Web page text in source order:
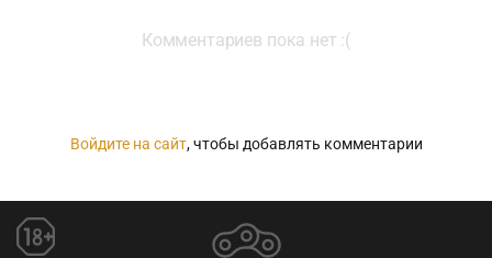
Комментариев пока нет :(
Войдите на сайт, чтобы добавлять комментарии